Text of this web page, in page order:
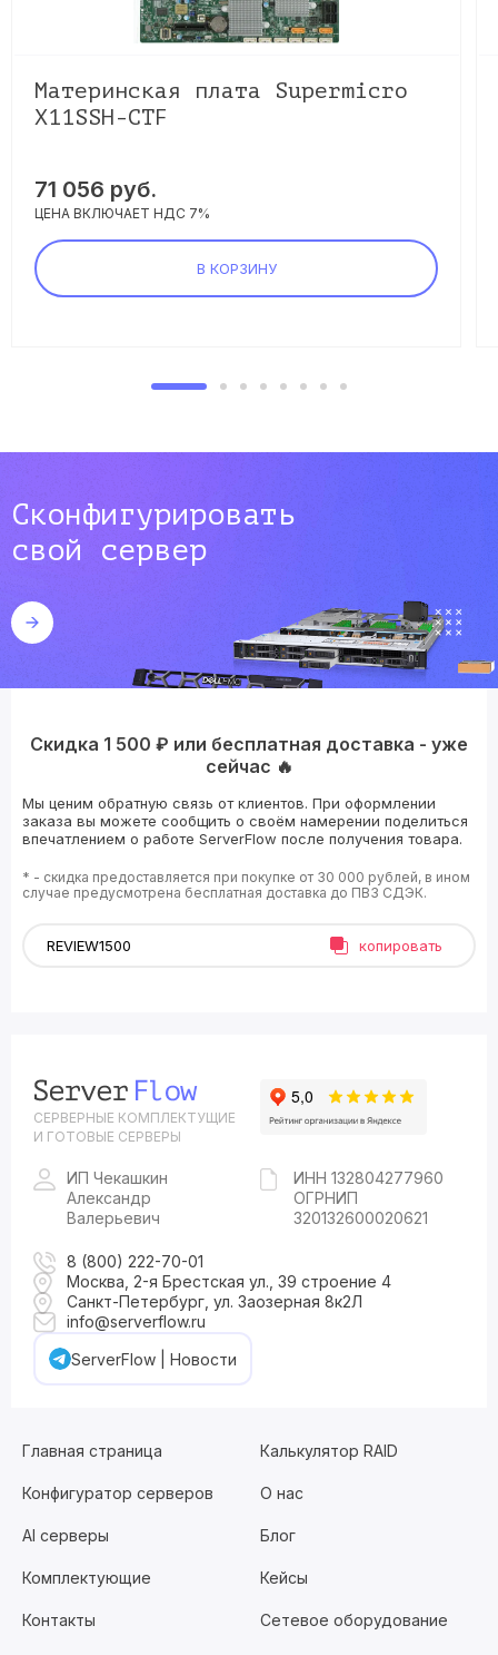
Материнская плата Supermicro
X11SSH-CTF
71 056 руб.
ЦЕНА ВКЛЮЧАЕТ НДС 7%
В КОРЗИНУ
Сконфигурировать
свой сервер
Скидка 1 500 ₽ или бесплатная доставка - уже
сейчас 🔥
Мы ценим обратную связь от клиентов. При оформлении
заказа вы можете сообщить о своём намерении поделиться
впечатлением о работе ServerFlow после получения товара.
* - скидка предоставляется при покупке от 30 000 рублей, в ином
случае предусмотрена бесплатная доставка до ПВЗ СДЭК.
копировать
СЕРВЕРНЫЕ КОМПЛЕКТУЩИЕ
И ГОТОВЫЕ СЕРВЕРЫ
ИП Чекашкин
Александр
Валерьевич
ИНН 132804277960
ОГРНИП
320132600020621
8 (800) 222-70-01
Москва, 2-я Брестская ул., 39 строение 4
Санкт-Петербург, ул. Заозерная 8к2Л
info@serverflow.ru
ServerFlow | Новости
Главная страница Калькулятор RAID
Конфигуратор серверов О нас
AI серверы Блог
Комплектующие Кейсы
Контакты Сетевое оборудование